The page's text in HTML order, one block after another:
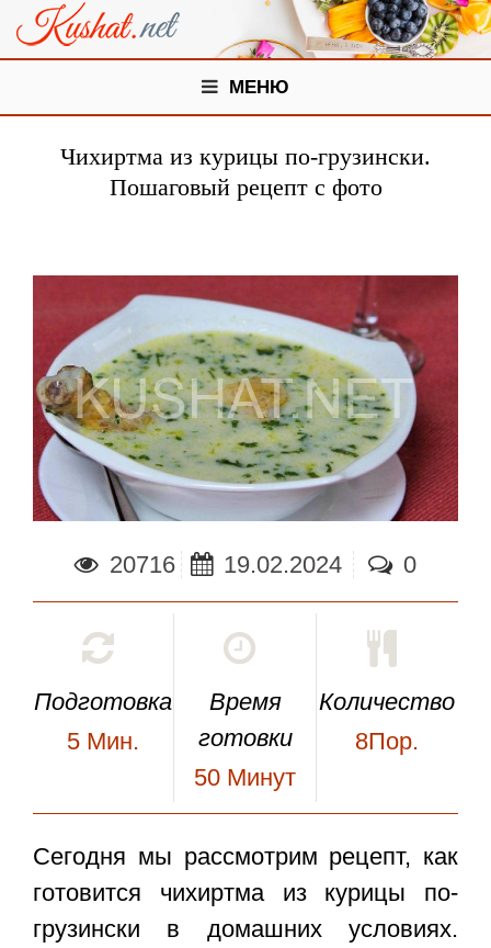
МЕНЮ
Чихиртма из курицы по-грузински.
Пошаговый рецепт с фото
20716 19.02.2024 0
Подготовка
5 Мин.
Время
готовки
50 Минут
Количество
8Пор.
Сегодня мы рассмотрим рецепт, как
готовится чихиртма из курицы по-
грузински в домашних условиях.